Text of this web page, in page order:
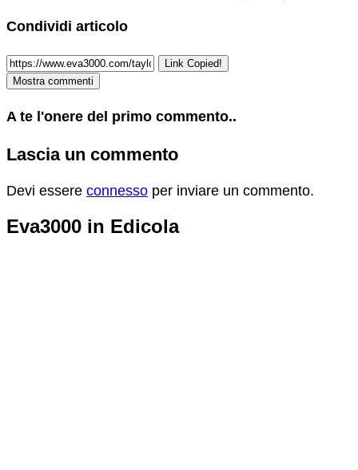
Condividi articolo
Link Copied!
Mostra commenti
A te l'onere del primo commento..
Lascia un commento
Devi essere connesso per inviare un commento.
Eva3000 in Edicola